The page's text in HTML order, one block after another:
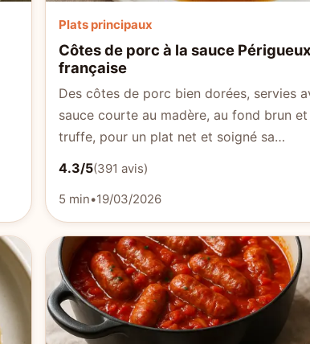
Plats principaux
Côtes de porc à la sauce
française
Des côtes de porc bien dorées, servies
sauce courte au madère, au fond brun et
truffe, pour un plat net et soigné sa…
4.3/5(391 avis)
5 min•19/03/2026